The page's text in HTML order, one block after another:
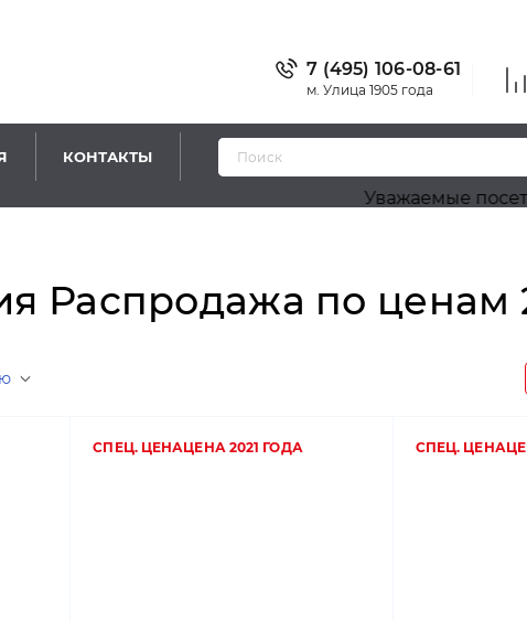
7 (495) 106-08-61
м. Улица 1905 года
КОНТАКТЫ
Уважаемые посетители!
Распродажа по ценам
СПЕЦ. ЦЕНАЦЕНА 2021 ГОДА СПЕЦ. ЦЕНА